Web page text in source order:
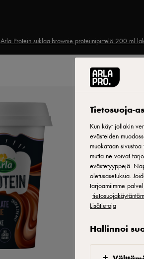
Arla Protein suklaa-brownie proteiinipirtelö 200 ml
ARLA®
ID:
Arla
20
ja
Tietosuoja-
Kun käyt jollakin
evästeiden
muokataan
mutta ne voivat
evästetyyppejä.
oletusasetuksia.
tarjoamiimme
Lisätietoja
Hallinnoi